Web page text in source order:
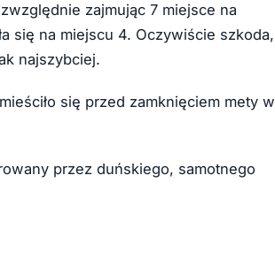
zajmując 7 miejsce na
się na miejscu 4. Oczywiście szkoda,
najszybciej.
się przed zamknięciem mety w
przez duńskiego, samotnego